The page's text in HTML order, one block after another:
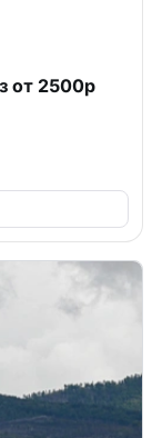
от 2500р